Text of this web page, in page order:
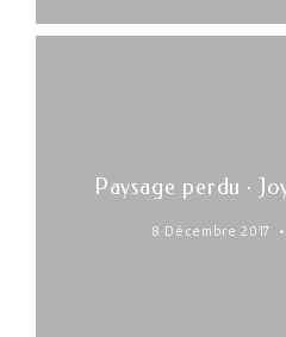
Paysage perdu ·
8 Décembre 2017